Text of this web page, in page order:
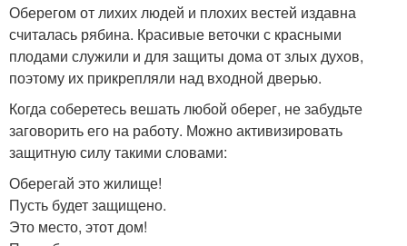
Оберегом от лихих людей и плохих вестей издавна
считалась рябина. Красивые веточки с красными
плодами служили и для защиты дома от злых духов,
поэтому их прикрепляли над входной дверью.
Когда соберетесь вешать любой оберег, не забудьте
заговорить его на работу. Можно активизировать
защитную силу такими словами:
Оберегай это жилище!
Пусть будет защищено.
Это место, этот дом!